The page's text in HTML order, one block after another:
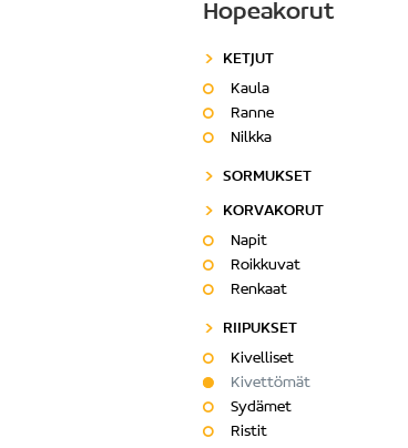
Hopeakorut
KETJUT
Kaula
Ranne
Nilkka
SORMUKSET
KORVAKORUT
Napit
Roikkuvat
Renkaat
RIIPUKSET
Kivelliset
Kivettömät
Sydämet
Ristit